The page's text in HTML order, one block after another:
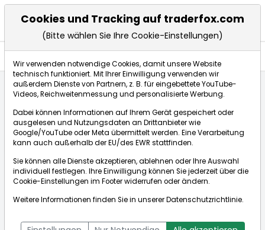
Börse:
US73278L1052]
Bid:177,950€Ask:178,700€
Cookies und Tracking auf traderfox.com
(Bitte wählen Sie Ihre Cookie-Einstellungen)
Wir verwenden notwendige Cookies, damit unsere Website
technisch funktioniert. Mit Ihrer Einwilligung verwenden wir
außerdem Dienste von Partnern, z. B. für eingebettete YouTube-
Videos, Reichweitenmessung und personalisierte Werbung.
Dabei können Informationen auf Ihrem Gerät gespeichert oder
ausgelesen und Nutzungsdaten an Drittanbieter wie
Google/YouTube oder Meta übermittelt werden. Eine Verarbeitung
kann auch außerhalb der EU/des EWR stattfinden.
Sie können alle Dienste akzeptieren, ablehnen oder Ihre Auswahl
individuell festlegen. Ihre Einwilligung können Sie jederzeit über die
Cookie-Einstellungen im Footer widerrufen oder ändern.
Weitere Informationen finden Sie in unsererDatenschutzrichtlinie.